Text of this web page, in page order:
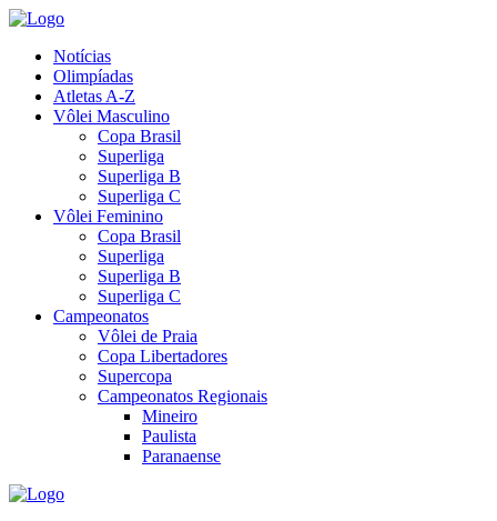
Notícias
Olimpíadas
Atletas A-Z
Vôlei Masculino
Copa Brasil
Superliga
Superliga B
Superliga C
Vôlei Feminino
Copa Brasil
Superliga
Superliga B
Superliga C
Campeonatos
Vôlei de Praia
Copa Libertadores
Supercopa
Campeonatos Regionais
Mineiro
Paulista
Paranaense